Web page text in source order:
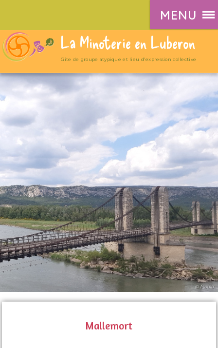
MENU
La Minoterie en Luberon
Gîte de groupe atypique et lieu d'expression collective
© Monia
Mallemort